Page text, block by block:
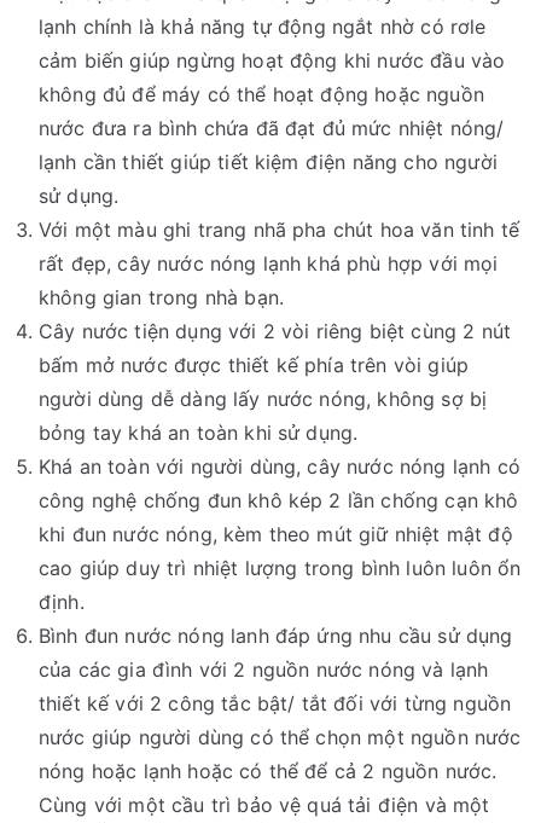
lạnh chính là khả năng tự động ngắt nhờ có rơle
cảm biến giúp ngừng hoạt động khi nước đầu vào
không đủ để máy có thể hoạt động hoặc nguồn
nước đưa ra bình chứa đã đạt đủ mức nhiệt nóng/
lạnh cần thiết giúp tiết kiệm điện năng cho người
sử dụng.
Với một màu ghi trang nhã pha chút hoa văn tinh tế
rất đẹp, cây nước nóng lạnh khá phù hợp với mọi
không gian trong nhà bạn.
Cây nước tiện dụng với 2 vòi riêng biệt cùng 2 nút
bấm mở nước được thiết kế phía trên vòi giúp
người dùng dễ dàng lấy nước nóng, không sợ bị
bỏng tay khá an toàn khi sử dụng.
Khá an toàn với người dùng, cây nước nóng lạnh có
công nghệ chống đun khô kép 2 lần chống cạn khô
khi đun nước nóng, kèm theo mút giữ nhiệt mật độ
cao giúp duy trì nhiệt lượng trong bình luôn luôn ổn
định.
Bình đun nước nóng lanh đáp ứng nhu cầu sử dụng
của các gia đình với 2 nguồn nước nóng và lạnh
thiết kế với 2 công tắc bật/ tắt đối với từng nguồn
nước giúp người dùng có thể chọn một nguồn nước
nóng hoặc lạnh hoặc có thể để cả 2 nguồn nước.
Cùng với một cầu trì bảo vệ quá tải điện và một